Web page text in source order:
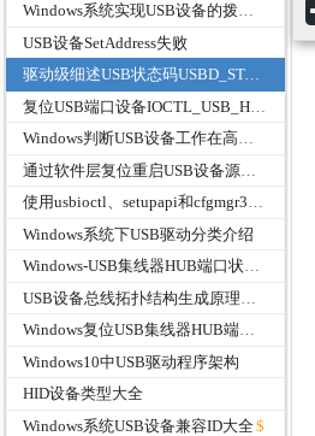
Windows系统实现USB设备的拨出与重新插入
USB设备SetAddress失败
驱动级细述USB状态码USBD_STATUS_STALL_PID
Windows判断USB设备工作在高速、全速还是低速模式代码示例
使用usbioctl、setupapi和cfgmgr32与GUID头文件报错的问题处理
Windows系统下USB驱动分类介绍
Windows-USB集线器HUB端口状态PortStatus
Windows复位USB集线器HUB端口设备RestartUsbPort
Windows10中USB驱动程序架构
HID设备类型大全
Windows系统USB设备兼容ID大全